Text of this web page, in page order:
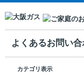
よくあるお問い
カテゴリ表示